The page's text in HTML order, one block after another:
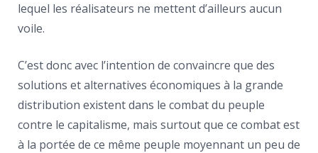
lequel les réalisateurs ne mettent d’ailleurs aucun
voile.
C’est donc avec l’intention de convaincre que des
solutions et alternatives économiques à la grande
distribution existent dans le combat du peuple
contre le capitalisme, mais surtout que ce combat est
à la portée de ce même peuple moyennant un peu de